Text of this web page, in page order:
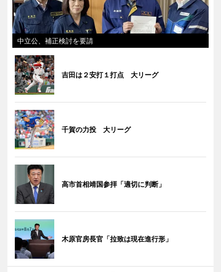
中立公、補正検討を要請
吉田は２安打１打点 大リーグ
千賀の力投 大リーグ
高市首相靖国参拝「適切に判断」
木原官房長官「拉致は現在進行形」